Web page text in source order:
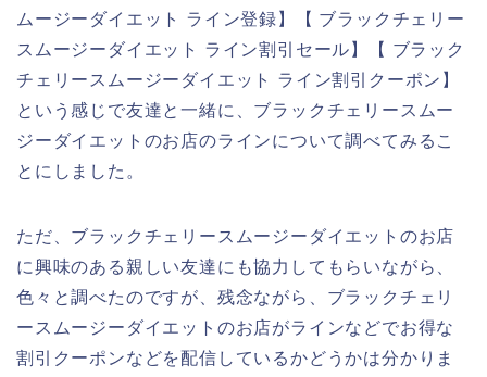
ムージーダイエット ライン登録】【 ブラックチェリー
スムージーダイエット ライン割引セール】【 ブラック
チェリースムージーダイエット ライン割引クーポン】
という感じで友達と一緒に、ブラックチェリースムー
ジーダイエットのお店のラインについて調べてみるこ
とにしました。
ただ、ブラックチェリースムージーダイエットのお店
に興味のある親しい友達にも協力してもらいながら、
色々と調べたのですが、残念ながら、ブラックチェリ
ースムージーダイエットのお店がラインなどでお得な
割引クーポンなどを配信しているかどうかは分かりま